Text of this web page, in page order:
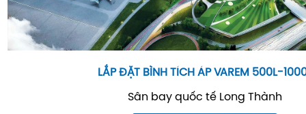
LẮP ĐẶT BÌNH TÍCH ÁP VAREM 500L-
Sân bay quốc tế Long Thành